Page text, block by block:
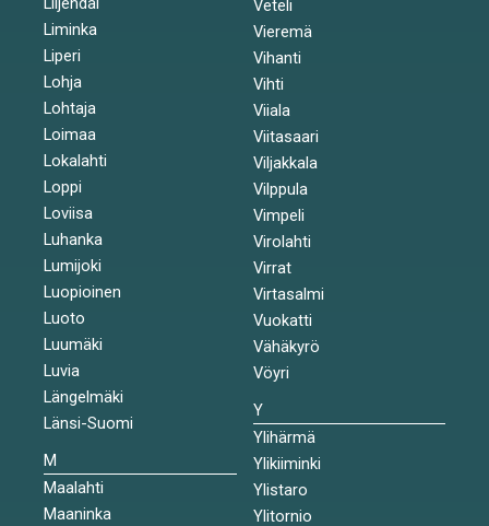
Liminka
Liperi
Lohja
Lohtaja
Loimaa
Lokalahti
Loppi
Loviisa
Luhanka
Lumijoki
Luopioinen
Luoto
Luumäki
Luvia
Längelmäki
Länsi-Suomi
M
Maalahti
Maaninka
Veteli
Vieremä
Vihanti
Vihti
Viiala
Viitasaari
Viljakkala
Vilppula
Vimpeli
Virolahti
Virrat
Virtasalmi
Vuokatti
Vähäkyrö
Vöyri
Y
Ylihärmä
Ylikiiminki
Ylistaro
Ylitornio